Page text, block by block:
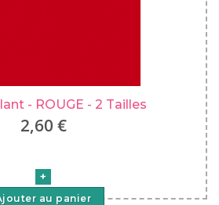
- ROUGE - 2 Tailles
2,60 €
au panier